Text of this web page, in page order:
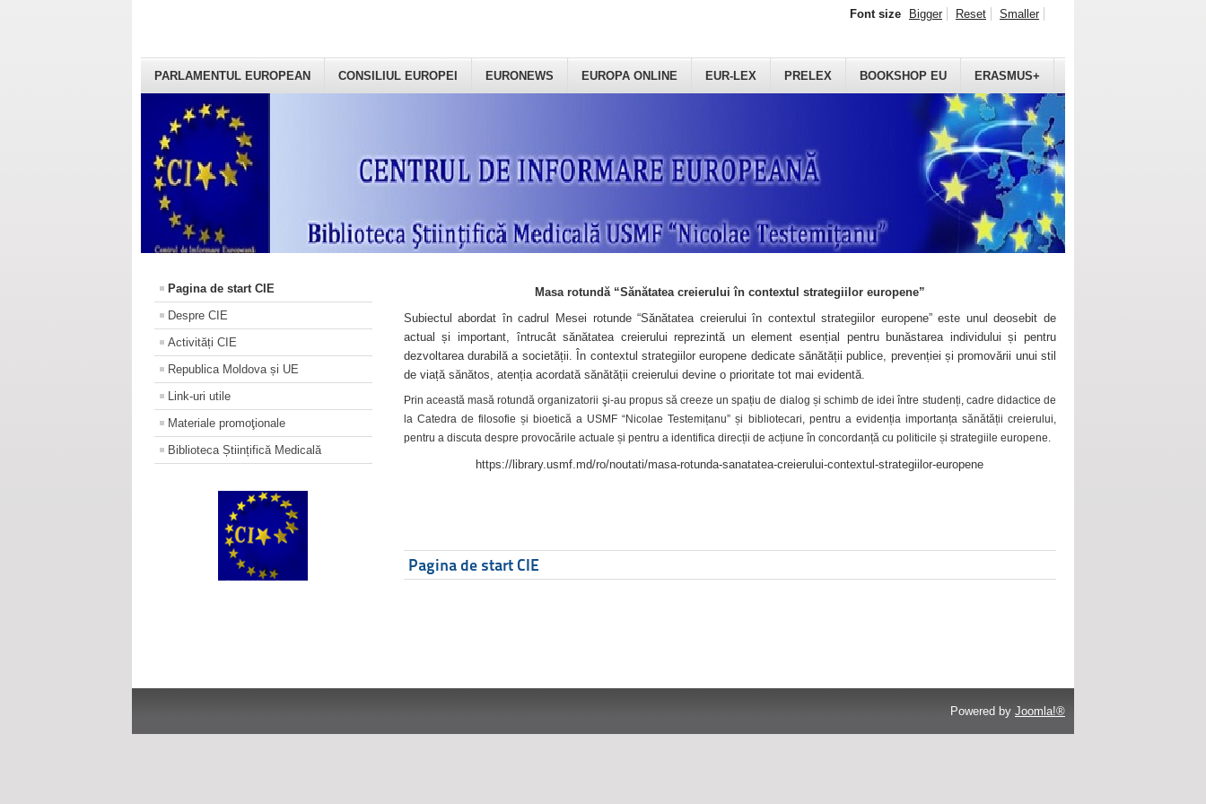
PARLAMENTUL EUROPEAN CONSILIUL EUROPEI EURONEWS EUROPA ONLINE EUR-LEX PRELEX BOOKSHOP EU ERASMUS+
Font size Bigger Reset Smaller
Pagina de start CIE
Despre CIE
Activități CIE
Republica Moldova și UE
Link-uri utile
Materiale promoţionale
Biblioteca Științifică Medicală
Masa rotundă “Sănătatea creierului în contextul strategiilor europene”
Subiectul abordat în cadrul Mesei rotunde “Sănătatea creierului în contextul strategiilor europene” este unul deosebit de
actual și important, întrucât sănătatea creierului reprezintă un element esențial pentru bunăstarea individului și pentru
dezvoltarea durabilă a societății. În contextul strategiilor europene dedicate sănătății publice, prevenției și promovării unui stil
de viață sănătos, atenția acordată sănătății creierului devine o prioritate tot mai evidentă.
Prin această masă rotundă organizatorii şi-au propus să creeze un spațiu de dialog și schimb de idei între studenți, cadre didactice de
la Catedra de filosofie și bioetică a USMF “Nicolae Testemițanu” și bibliotecari, pentru a evidenția importanța sănătății creierului,
pentru a discuta despre provocările actuale și pentru a identifica direcții de acțiune în concordanță cu politicile și strategiile europene.
https://library.usmf.md/ro/noutati/masa-rotunda-sanatatea-creierului-contextul-strategiilor-europene
Pagina de start CIE
Powered by Joomla!®